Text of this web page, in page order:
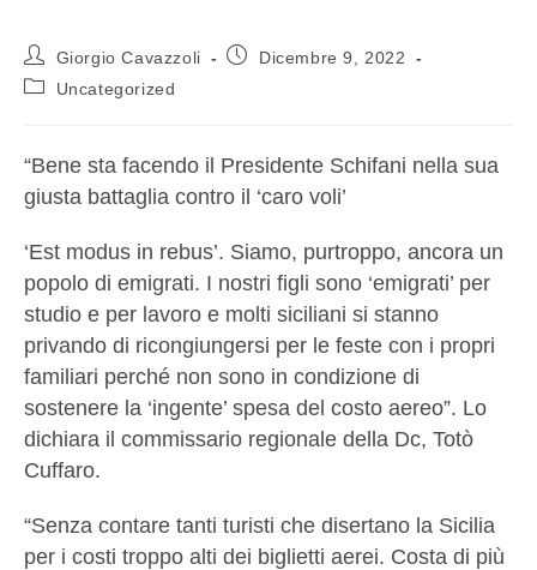
Giorgio Cavazzoli
Dicembre 9, 2022
Uncategorized
“Bene sta facendo il Presidente Schifani nella sua
giusta battaglia contro il ‘caro voli’
‘Est modus in rebus’. Siamo, purtroppo, ancora un
popolo di emigrati. I nostri figli sono ‘emigrati’ per
studio e per lavoro e molti siciliani si stanno
privando di ricongiungersi per le feste con i propri
familiari perché non sono in condizione di
sostenere la ‘ingente’ spesa del costo aereo”. Lo
dichiara il commissario regionale della Dc, Totò
Cuffaro.
“Senza contare tanti turisti che disertano la Sicilia
per i costi troppo alti dei biglietti aerei. Costa di più